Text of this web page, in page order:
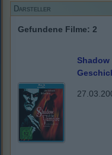
Darsteller
Gefundene Filme: 2
Shadow